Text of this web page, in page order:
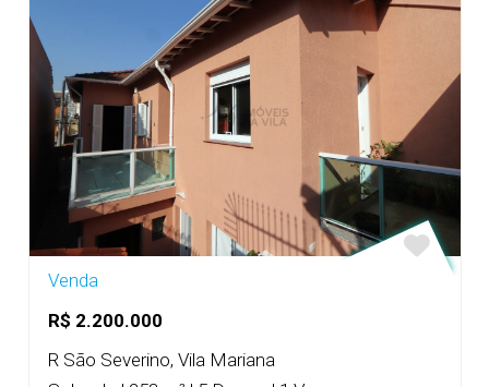
Venda
R$ 2.200.000
R São Severino, Vila Mariana